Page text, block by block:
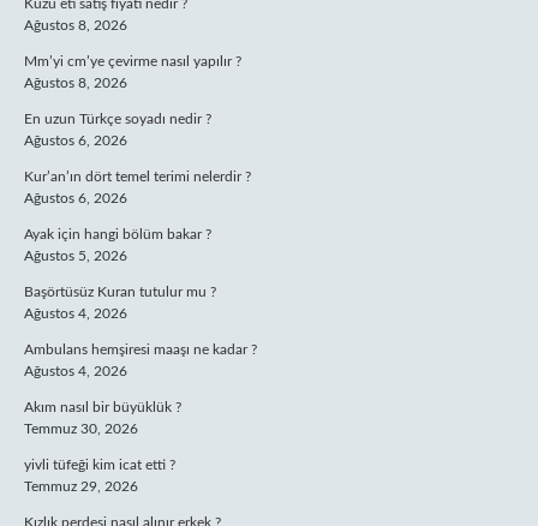
Kuzu eti satış fiyatı nedir ?
Ağustos 8, 2026
Mm’yi cm’ye çevirme nasıl yapılır ?
Ağustos 8, 2026
En uzun Türkçe soyadı nedir ?
Ağustos 6, 2026
Kur’an’ın dört temel terimi nelerdir ?
Ağustos 6, 2026
Ayak için hangi bölüm bakar ?
Ağustos 5, 2026
Başörtüsüz Kuran tutulur mu ?
Ağustos 4, 2026
Ambulans hemşiresi maaşı ne kadar ?
Ağustos 4, 2026
Akım nasıl bir büyüklük ?
Temmuz 30, 2026
yivli tüfeği kim icat etti ?
Temmuz 29, 2026
Kızlık perdesi nasıl alınır erkek ?